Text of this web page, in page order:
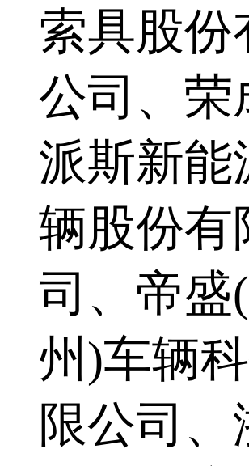
索具股份
公司、荣
派斯新能
辆股份有
司、帝盛
州)车辆
限公司、